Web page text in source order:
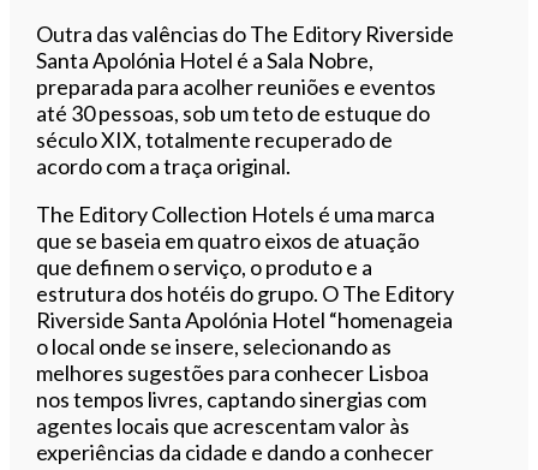
Outra das valências do The Editory Riverside
Santa Apolónia Hotel é a Sala Nobre,
preparada para acolher reuniões e eventos
até 30 pessoas, sob um teto de estuque do
século XIX, totalmente recuperado de
acordo com a traça original.
The Editory Collection Hotels é uma marca
que se baseia em quatro eixos de atuação
que definem o serviço, o produto e a
estrutura dos hotéis do grupo. O The Editory
Riverside Santa Apolónia Hotel “homenageia
o local onde se insere, selecionando as
melhores sugestões para conhecer Lisboa
nos tempos livres, captando sinergias com
agentes locais que acrescentam valor às
experiências da cidade e dando a conhecer